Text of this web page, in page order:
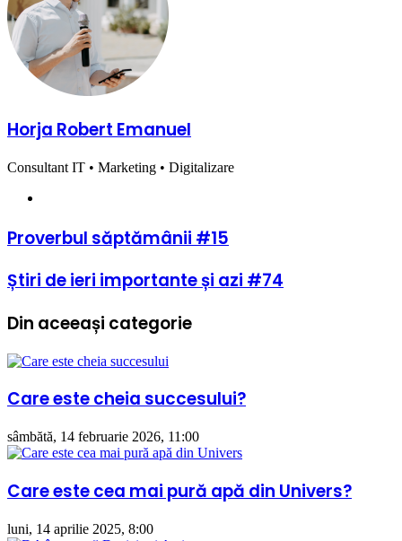
Horja Robert Emanuel
Consultant IT • Marketing • Digitalizare
Proverbul
săptămânii
Proverbul săptămânii #15
Știri
de
importante
azi
#74
Știri de ieri importante și azi #74
Din aceeași categorie
Care este cheia succesului?
sâmbătă, 14 februarie 2026, 11:00
Care este cea mai pură apă din Univers?
luni, 14 aprilie 2025, 8:00